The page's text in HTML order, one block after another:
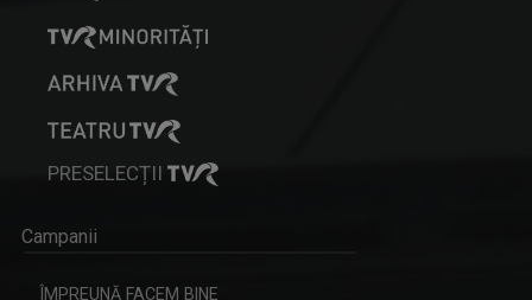
PRESELECȚII
Campanii
ÎMPREUNĂ FACEM BINE